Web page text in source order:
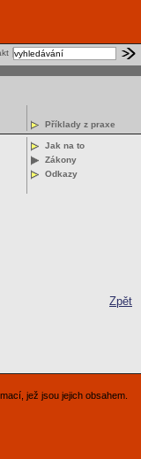
Příklady z praxe
Jak na to
Zákony
Odkazy
Zpět
jež jsou jejich obsahem.